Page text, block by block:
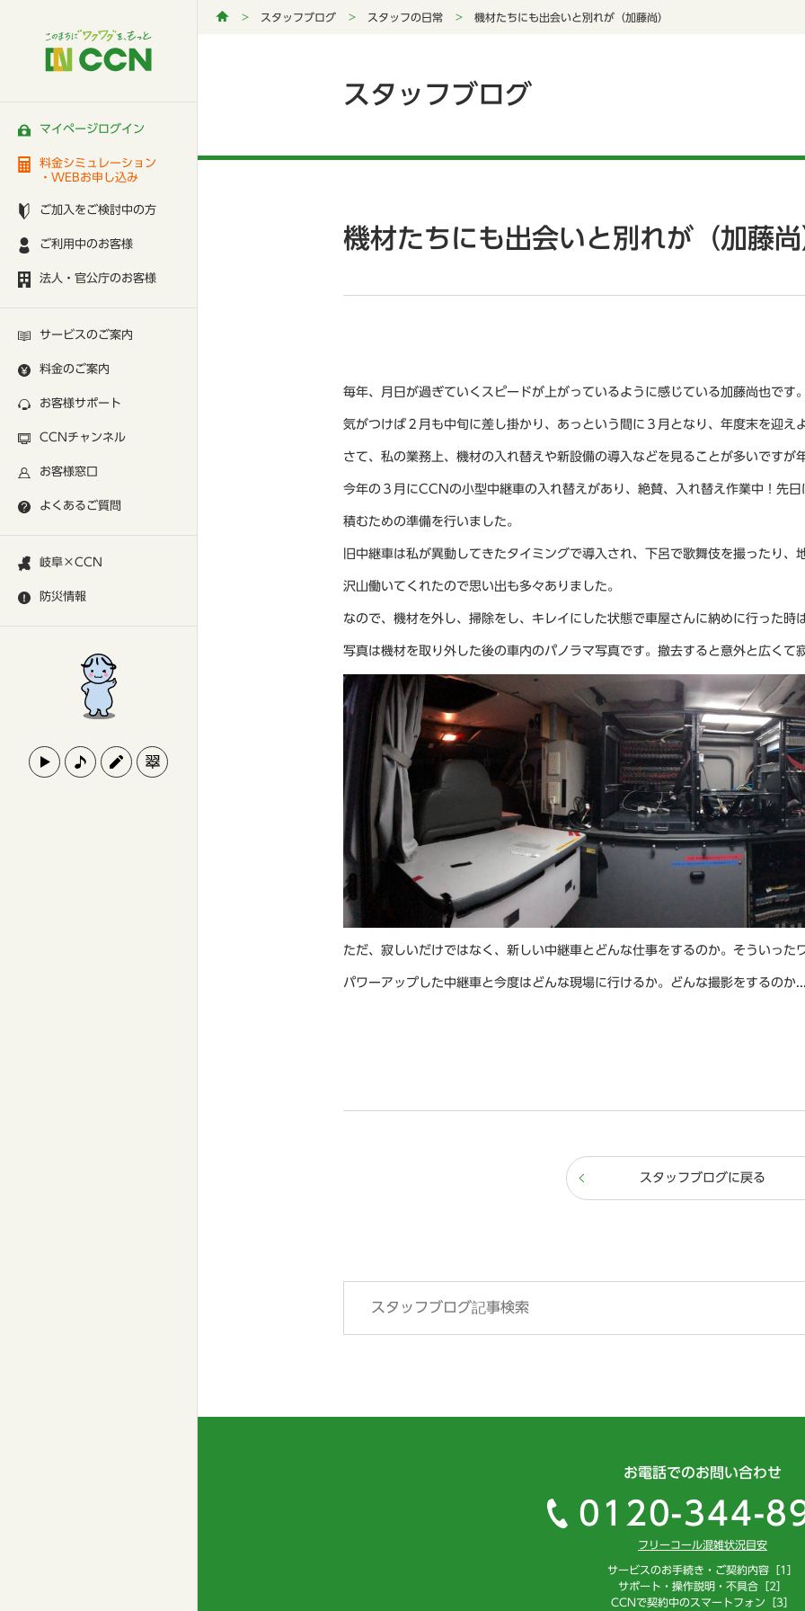
マイページログイン
料金シミュレーション
・WEBお申し込み
ご加入をご検討中の方
ご利用中のお客様
法人・官公庁のお客様
サービスのご案内
料金のご案内
お客様サポート
CCNチャンネル
お客様窓口
よくあるご質問
岐阜×CCN
防災情報
スタッフブログ スタッフの日常 機材たちにも出会いと別れが（加藤尚）
スタッフブログ
機材たちにも出会いと別れが（加藤
毎年、月日が過ぎていくスピードが上がっているように感じている加藤尚也です
気がつけば２月も中旬に差し掛かり、あっという間に３月となり、年度末を迎え
さて、私の業務上、機材の入れ替えや新設備の導入などを見ることが多いですが
今年の３月にCCNの小型中継車の入れ替えがあり、絶賛、入れ替え作業中！先
積むための準備を行いました。
旧中継車は私が異動してきたタイミングで導入され、下呂で歌舞伎を撮ったり
沢山働いてくれたので思い出も多々ありました。
なので、機材を外し、掃除をし、キレイにした状態で車屋さんに納めに行った時
写真は機材を取り外した後の車内のパノラマ写真です。撤去すると意外と広くて
ただ、寂しいだけではなく、新しい中継車とどんな仕事をするのか。そういった
パワーアップした中継車と今度はどんな現場に行けるか。どんな撮影をするのか
スタッフブログに戻る
お電話でのお問い合わせ
0120-344-
フリーコール混雑状況目安
サービスのお手続き・ご契約内容［1］
サポート・操作説明・不具合［2］
CCNで契約中のスマートフォン［3］